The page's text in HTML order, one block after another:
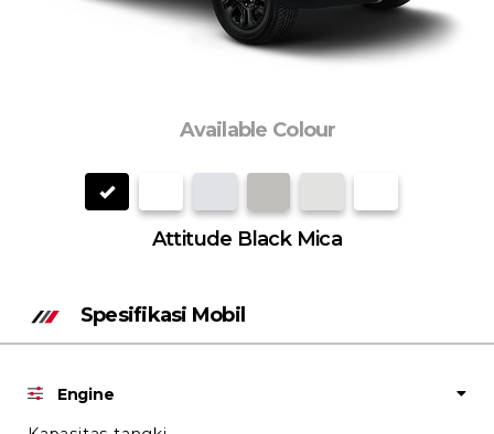
Available Colour
Attitude Black Mica
Spesifikasi Mobil
Engine